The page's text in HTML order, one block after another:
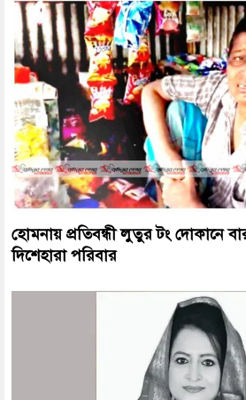
হোমনায় প্রতিবন্ধী লুতুর টং দোকানে
দিশেহারা পরিবার